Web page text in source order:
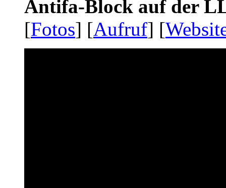
Antifa-Block auf der
[Fotos] [Aufruf] [